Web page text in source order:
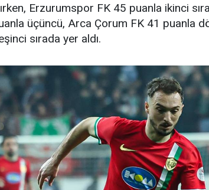
Erzurumspor FK 45 puanla ikinci
üçüncü, Arca Çorum FK 41 puanla
sırada yer aldı.